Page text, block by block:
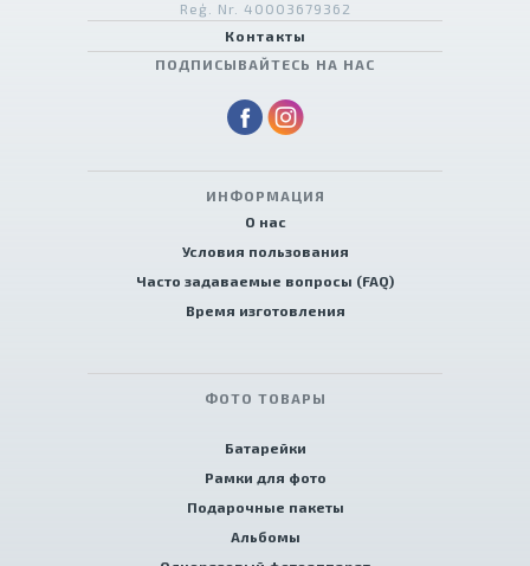
Reģ. Nr. 40003679362
Контакты
ПОДПИСЫВАЙТЕСЬ НА НАС
ИНФОРМАЦИЯ
О нас
Условия пользования
Часто задаваемые вопросы (FAQ)
Время изготовления
ФОТО ТОВАРЫ
Батарейки
Рамки для фото
Подарочные пакеты
Альбомы